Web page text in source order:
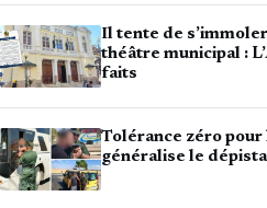
Il tente de
théâtre municipal :
faits
Tolérance zéro pour
généralise le